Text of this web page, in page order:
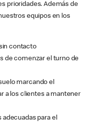
prioridades. Además de
equipos en los
contacto
de comenzar el turno de
marcando el
a los clientes a mantener
adecuadas para el